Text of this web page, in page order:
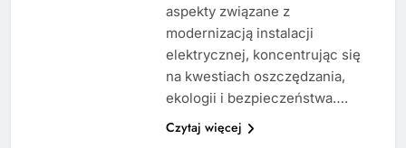
aspekty związane z
modernizacją instalacji
elektrycznej, koncentrując się
na kwestiach oszczędzania,
ekologii i bezpieczeństwa….
Czytaj więcej